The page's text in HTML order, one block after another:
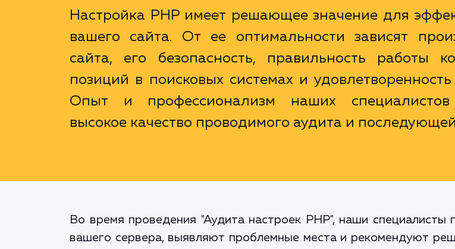
Настройка PHP имеет решающее значение для
вашего сайта. От ее оптимальности зависят
сайта, его безопасность, правильность работы
позиций в поисковых системах и удовлетворенность
Опыт и профессионализм наших специалистов
высокое качество проводимого аудита и
Во время проведения "Аудита настроек PHP", наши
вашего сервера, выявляют проблемные места и рекомендуют